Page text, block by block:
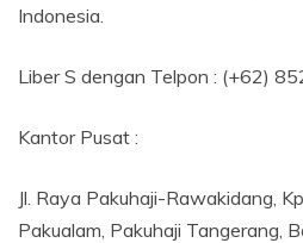
Indonesia.
Liber S dengan Telpon : (+62)
Kantor Pusat :
Jl. Raya Pakuhaji-Rawakidang,
Pakualam, Pakuhaji Tangerang,